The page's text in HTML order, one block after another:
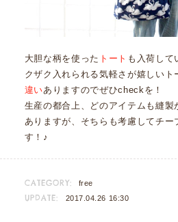
大胆な柄を使った トート も入荷して
クザク入れられる気軽さが嬉しいト
違いありますのでぜひcheckを！
生産の都合上、どのアイテムも縫製
ありますが、そちらも考慮してチー
す！♪
CATEGORY: free
UPDATE: 2017.04.26 16:30